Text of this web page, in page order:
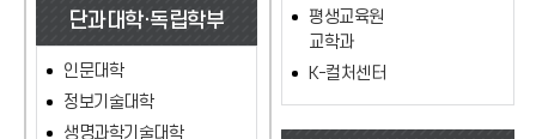
단과대학·독립학부
인문대학
정보기술대학
생명과학기술대학
평생교육원
교학과
K-컬처센터